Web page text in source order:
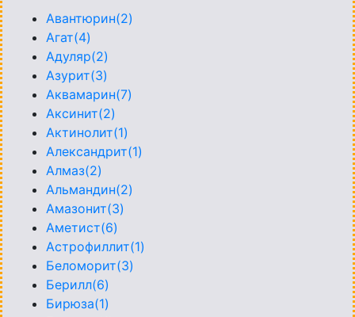
Авантюрин(2)
Агат(4)
Адуляр(2)
Азурит(3)
Аквамарин(7)
Аксинит(2)
Актинолит(1)
Александрит(1)
Алмаз(2)
Альмандин(2)
Амазонит(3)
Аметист(6)
Астрофиллит(1)
Беломорит(3)
Берилл(6)
Бирюза(1)